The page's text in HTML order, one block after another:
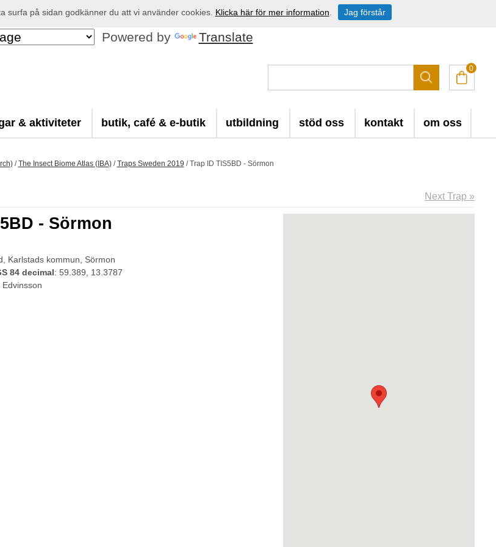
Powered by Translate
0
& aktiviteter butik, café & e-butik utbildning stöd oss kontakt om oss
/The Insect Biome Atlas (IBA)/Traps Sweden 2019 /Trap ID TIS5BD - Sörmon
Next Trap »
- Sörmon
Karlstads kommun, Sörmon
84 decimal: 59.389, 13.3787
surfa på sidan godkänner du att vi använder cookies. Klicka här för mer information Jag förstår